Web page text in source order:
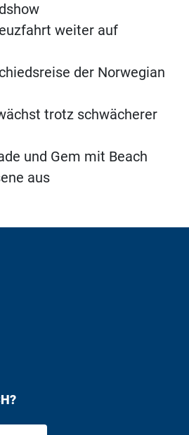
weiter auf
der Norwegian
trotz schwächerer
und Gem mit Beach
aus